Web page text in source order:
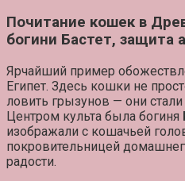
Почитание кошек в
богини Бастет, защита
Ярчайший пример
Египет. Здесь кошки не
ловить грызунов — они
Центром культа была богиня
изображали с кошачьей
покровительницей
радости.